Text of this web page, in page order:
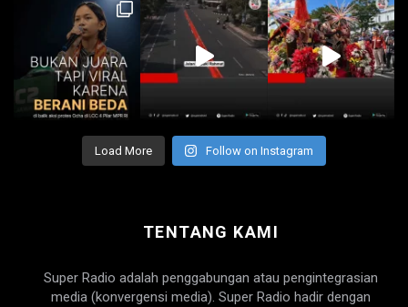
Load More Follow on Instagram
TENTANG KAMI
Super Radio adalah penggabungan atau pengintegrasian
media (konvergensi media). Super Radio hadir dengan